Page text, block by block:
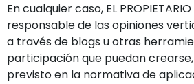
En cualquier caso, EL
responsable de las opiniones
a través de blogs u otras
participación que puedan
previsto en la normativa de